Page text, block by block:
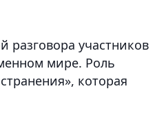
разговора участников
мире. Роль
которая